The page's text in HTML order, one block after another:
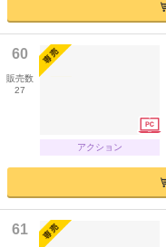
60
販売数
27
アクション
61